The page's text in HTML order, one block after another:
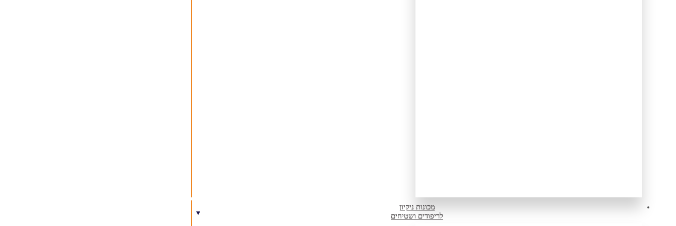
מכונות ניקיון
לריפודים ושטיחים